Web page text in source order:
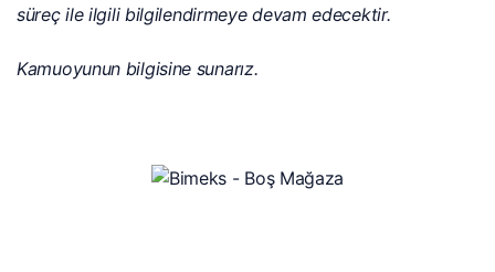
süreç ile ilgili bilgilendirmeye devam edecektir.
Kamuoyunun bilgisine sunarız.